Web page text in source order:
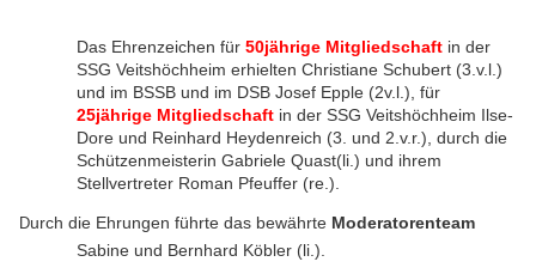
Das Ehrenzeichen für 50jährige Mitgliedschaft in der
SSG Veitshöchheim erhielten Christiane Schubert (3.v.l.)
und im BSSB und im DSB Josef Epple (2v.l.), für
25jährige Mitgliedschaft in der SSG Veitshöchheim Ilse-
Dore und Reinhard Heydenreich (3. und 2.v.r.), durch die
Schützenmeisterin Gabriele Quast(li.) und ihrem
Stellvertreter Roman Pfeuffer (re.).
Durch die Ehrungen führte das bewährte Moderatorenteam
Sabine und Bernhard Köbler (li.).